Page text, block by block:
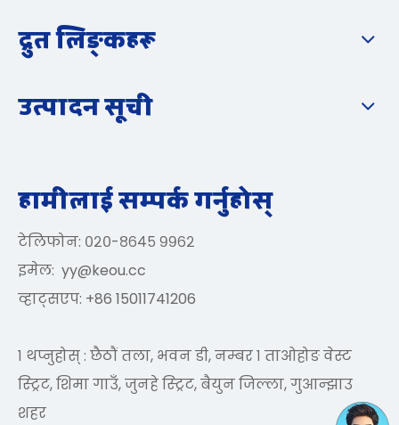
द्रुत लिङ्कहरू
उत्पादन सूची
हामीलाई सम्पर्क गर्नुहोस्
टेलिफोन: ०२०-८६४५ ९९६२
इमेल: yy@keou.cc
व्हाट्सएप: +86 15011741206
१ थप्नुहोस् : छैठौं तला, भवन डी, नम्बर १ ताओहोङ वेस्ट
स्ट्रिट, शिमा गाउँ, जुनहे स्ट्रिट, बैयुन जिल्ला, गुआन्झाउ
शहर